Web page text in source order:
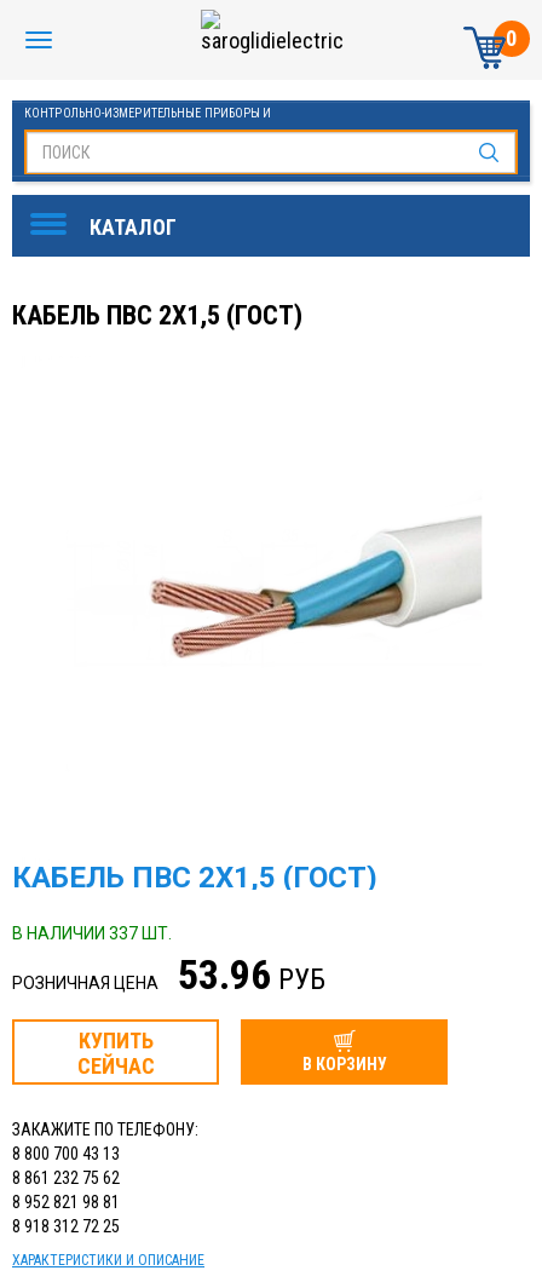
0
КОНТРОЛЬНО-ИЗМЕРИТЕЛЬНЫЕ ПРИБОРЫ И
КАБЕЛЬ ПВС 2Х1,5 (ГОСТ)
КАБЕЛЬ ПВС 2Х1,5 (ГОСТ)
В НАЛИЧИИ 337 ШТ.
РОЗНИЧНАЯ ЦЕНА 53.96 РУБ
КУПИТЬ
СЕЙЧАС
В КОРЗИНУ
ЗАКАЖИТЕ ПО ТЕЛЕФОНУ:
8 800 700 43 13
8 861 232 75 62
8 952 821 98 81
8 918 312 72 25
ХАРАКТЕРИСТИКИ И ОПИСАНИЕ